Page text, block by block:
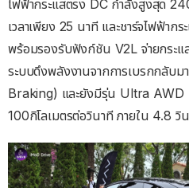
ไฟฟ้ากระแสตรง DC กำลังสูงสุด
เวลาเพียง 25 นาที และชาร์จไฟฟ้า
พร้อมรองรับฟังก์ชัน V2L จ่ายกระ
ระบบดึงพลังงานจากการเบรกกลับ
Braking) และยังมีรุ่น Ultra AWD
100กิโลเมตรต่อวินาที ภายใน 4.8 วิ